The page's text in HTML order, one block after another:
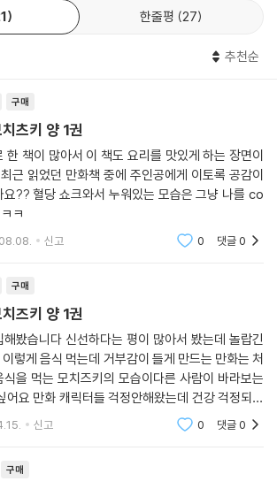
구매
츠키 양 1권
한 책이 많아서 이 책도 요리를 맛있게 하는 장면이
근 읽었던 만화책 중에 주인공에게 이토록 공감이
?? 혈당 쇼크와서 누워있는 모습은 그냥 나를 co
구매
즈키 양 1권
봤습니다 신선하다는 평이 많아서 봤는데 놀랍긴
렇게 음식 먹는데 거부감이 들게 만드는 만화는 처
을 먹는 모치즈키의 모습이다른 사람이 바라보는
어요 만화 캐릭터들 걱정안해왔는데 건강 걱정되는